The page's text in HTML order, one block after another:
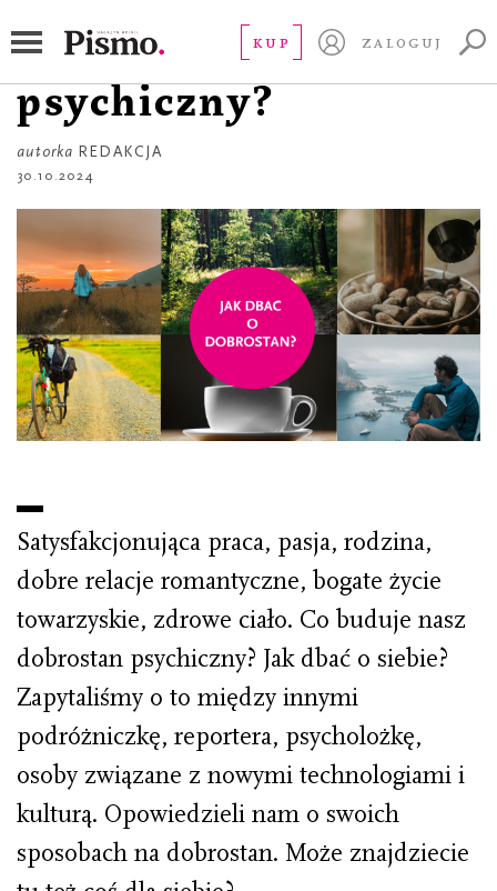
KUP ZALOGUJ
Jak dbać o dobrostan
psychiczny?
autorka REDAKCJA
30.10.2024
Satysfakcjonująca praca, pasja, rodzina,
dobre relacje romantyczne, bogate życie
towarzyskie, zdrowe ciało. Co buduje nasz
dobrostan psychiczny? Jak dbać o siebie?
Zapytaliśmy o to między innymi
podróżniczkę, reportera, psycholożkę,
osoby związane z nowymi technologiami i
kulturą. Opowiedzieli nam o swoich
sposobach na dobrostan. Może znajdziecie